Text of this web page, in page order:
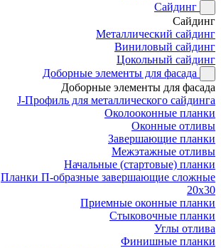
Сайдинг
Сайдинг
Металлический сайдинг
Виниловый сайдинг
Цокольный сайдинг
Доборные элементы для фасада
Доборные элементы для фасада
J-Профиль для металлического сайдинга
Околооконные планки
Оконные отливы
Завершающие планки
Межэтажные отливы
Начальные (стартовые) планки
Планки П-образные завершающие сложные
20x30
Приемные оконные планки
Стыковочные планки
Углы отлива
Финишные планки